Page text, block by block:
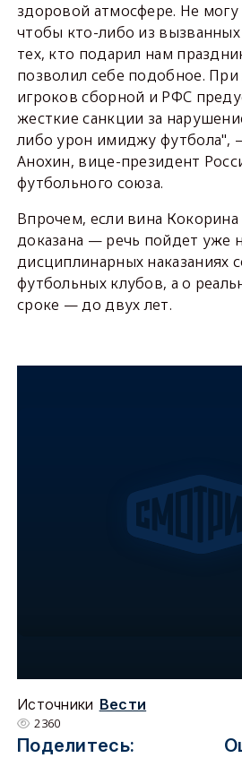
здоровой атмосфере. Не могу
чтобы кто-либо из вызванных
тех, кто подарил нам
позволил себе подобное.
игроков сборной и РФС
жесткие санкции за
либо урон имиджу футбола",
Анохин, вице-президент
футбольного союза.
Впрочем, если вина
доказана — речь пойдет уже
дисциплинарных наказаниях
футбольных клубов, а о
сроке — до двух лет.
Источники Вести
2360
Поделитесь: